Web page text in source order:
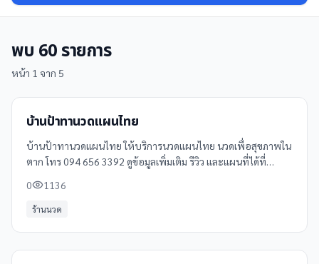
พบ 60รายการ
หน้า 1 จาก 5
บ้านป้าทานวดแผนไทย
บ้านป้าทานวดแผนไทย ให้บริการนวดแผนไทย นวดเพื่อสุขภาพใน
ตาก โทร 094 656 3392 ดูข้อมูลเพิ่มเติม รีวิว และแผนที่ได้ที่
0 1136
ร้านนวด